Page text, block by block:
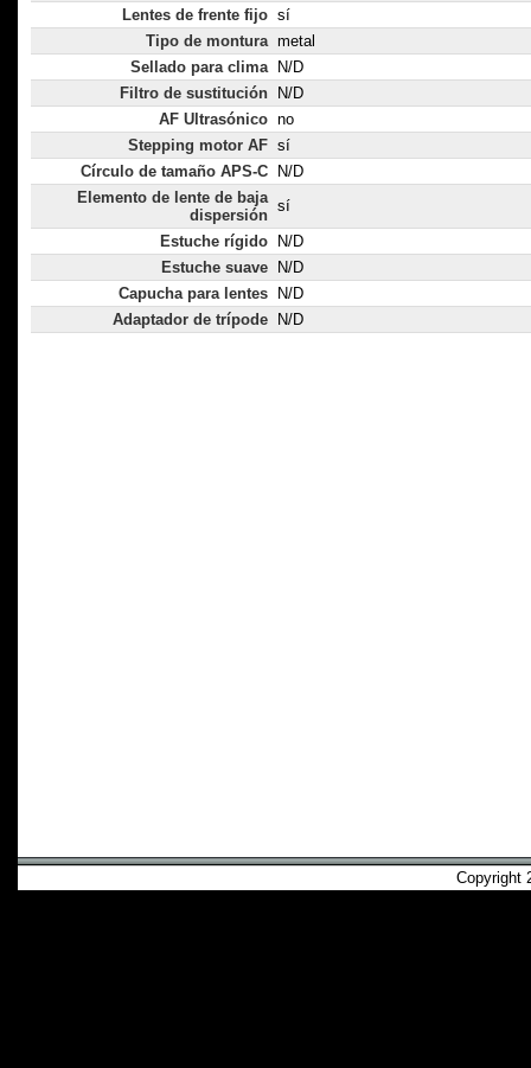
Lentes de frente fijo sí
Tipo de montura metal
Sellado para clima
N/D
Filtro de sustitución
N/D
AF Ultrasónico no
Stepping motor AF sí
Círculo de tamaño APS-C
N/D
Elemento de lente de baja
dispersión
sí
Estuche rígido
N/D
Estuche suave
N/D
Capucha para lentes
N/D
Adaptador de trípode
N/D
Copyright